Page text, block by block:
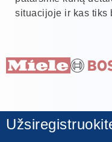
situacijoje ir kas tiks